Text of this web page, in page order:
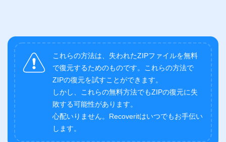
これらの方法は、失われたZIPファイルを無料
で復元するためのものです。これらの方法で
ZIPの復元を試すことができます。
しかし、これらの無料方法でもZIPの復元に失
敗する可能性があります。
心配いりません。Recoveritはいつでもお手伝い
します。